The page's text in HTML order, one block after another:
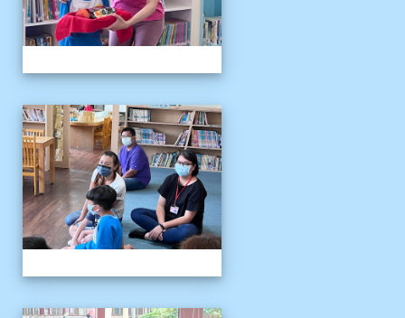
111伴讀媽媽教師節